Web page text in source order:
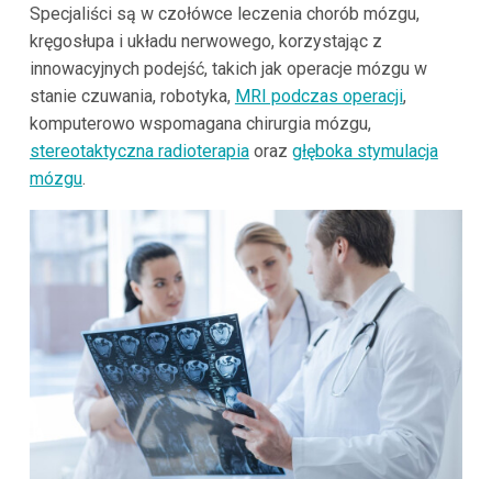
Specjaliści są w czołówce leczenia chorób mózgu,
kręgosłupa i układu nerwowego, korzystając z
innowacyjnych podejść, takich jak operacje mózgu w
stanie czuwania, robotyka, MRI podczas operacji,
komputerowo wspomagana chirurgia mózgu,
stereotaktyczna radioterapiaoraz głęboka stymulacja
mózgu.